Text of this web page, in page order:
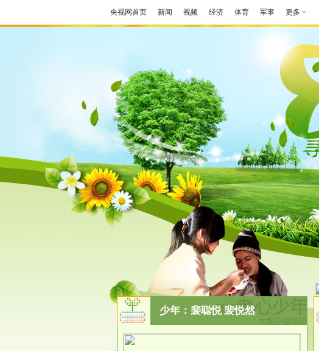
央视网首页 新闻 视频 经济 体育 军事 更多
少年：裴聪悦 裴悦然